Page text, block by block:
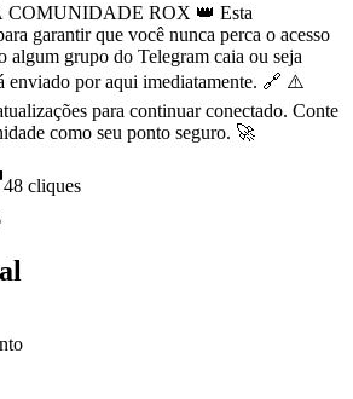
ROX 👑 Esta
garantir que você nunca perca o acesso
algum grupo do Telegram caia ou seja
enviado por aqui imediatamente. 🔗 ⚠️
para continuar conectado. Conte
como seu ponto seguro. 🚀
48 cliques